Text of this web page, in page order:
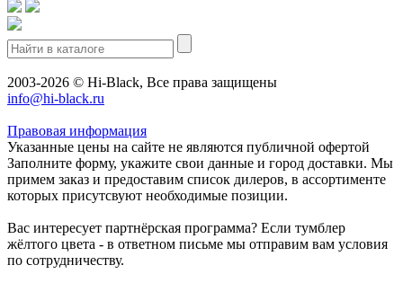
2003-2026 © Hi-Black, Все права защищены
info@hi-black.ru
Правовая информация
Указанные цены на сайте не являются публичной офертой
Заполните форму, укажите свои данные и город доставки. Мы
примем заказ и предоставим список дилеров, в ассортименте
которых присутсвуют необходимые позиции.
Вас интересует партнёрская программа? Если тумблер
жёлтого цвета - в ответном письме мы отправим вам условия
по сотрудничеству.